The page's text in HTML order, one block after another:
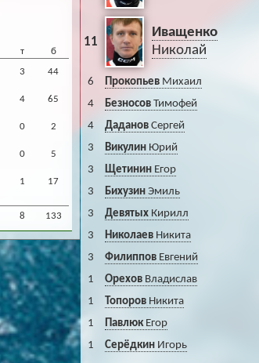
т
б
3 44
4 65
0 2
0 5
1 17
8 133
11
Иващенко
Николай
6 ПрокопьевМихаил
4
БезносовТимофей
4
ДадановСергей
3
ВикулинЮрий
3
ЩетининЕгор
3
БихузинЭмиль
3
ДевятыхКирилл
3
НиколаевНикита
3
ФилипповЕвгений
1
ОреховВладислав
1
ТопоровНикита
1
ПавлюкЕгор
1
СерёдкинИгорь